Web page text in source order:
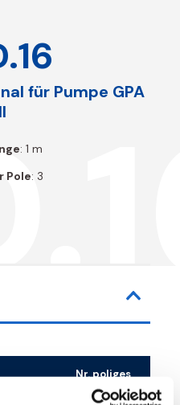
für Pumpe GPA
: 1 m
Pole: 3
Nr. poliges